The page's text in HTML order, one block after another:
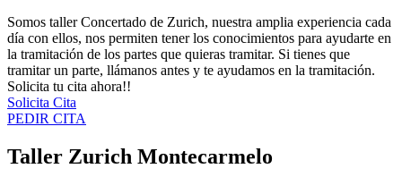
Somos taller Concertado de Zurich, nuestra amplia experiencia cada
día con ellos, nos permiten tener los conocimientos para ayudarte en
la tramitación de los partes que quieras tramitar. Si tienes que
tramitar un parte, llámanos antes y te ayudamos en la tramitación.
Solicita tu cita ahora!!
Solicita Cita
PEDIR CITA
Taller Zurich Montecarmelo